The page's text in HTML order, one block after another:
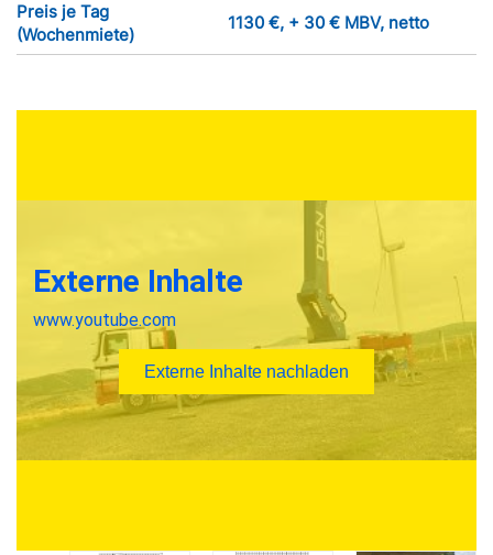
Preis je Tag
(Wochenmiete)
1130 €, + 30 € MBV, netto